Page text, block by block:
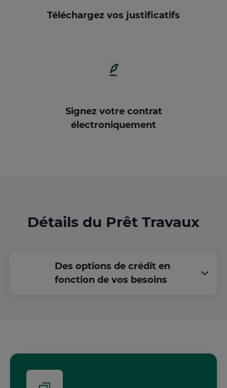
Téléchargez vos justificatifs
Signez votre contrat
électroniquement
Détails du Prêt Travaux
Des options de crédit en
fonction de vos besoins